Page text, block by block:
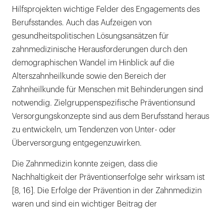
Hilfsprojekten wichtige Felder des Engagements des
Berufsstandes. Auch das Aufzeigen von
gesundheitspolitischen Lösungsansätzen für
zahnmedizinische Herausforderungen durch den
demographischen Wandel im Hinblick auf die
Alterszahnheilkunde sowie den Bereich der
Zahnheilkunde für Menschen mit Behinderungen sind
notwendig. Zielgruppenspezifische Präventionsund
Versorgungskonzepte sind aus dem Berufsstand heraus
zu entwickeln, um Tendenzen von Unter- oder
Überversorgung entgegenzuwirken.
Die Zahnmedizin konnte zeigen, dass die
Nachhaltigkeit der Präventionserfolge sehr wirksam ist
[8, 16]. Die Erfolge der Prävention in der Zahnmedizin
waren und sind ein wichtiger Beitrag der